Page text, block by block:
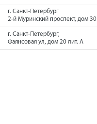
г. Санкт-Петербург
2-й Муринский проспект, дом 30
г. Санкт-Петербург,
Фаянсовая ул, дом 20 лит. А